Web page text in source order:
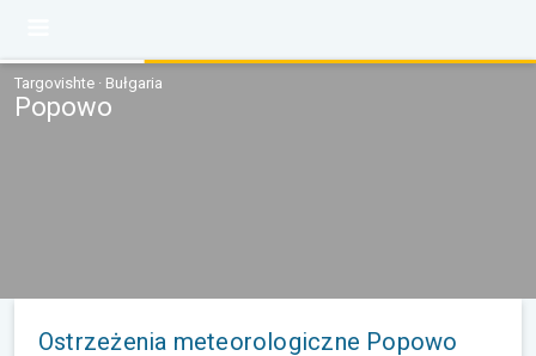
Targovishte · Bułgaria
Popowo
Ostrzeżenia meteorologiczne Popowo